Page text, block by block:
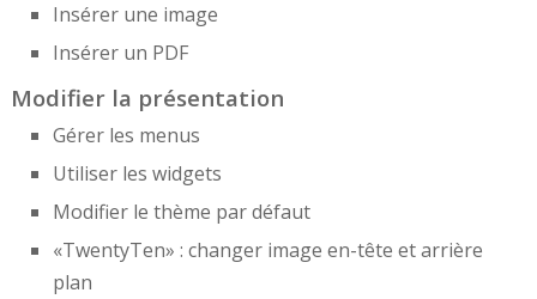
Insérer une image
Insérer un PDF
Modifier la présentation
Gérer les menus
Utiliser les widgets
Modifier le thème par défaut
«TwentyTen» : changer image en-tête et arrière
plan